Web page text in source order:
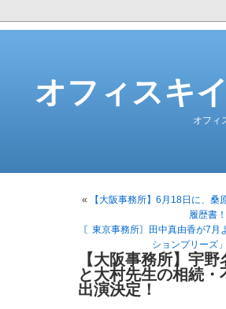
オフィスキ
オフィ
«
【大阪事務所】6月18日に、
履歴書
〘東京事務所〙田中真由香が7
ションプリーズ
【大阪事務所】宇
と大村先生の相続
出演決定！